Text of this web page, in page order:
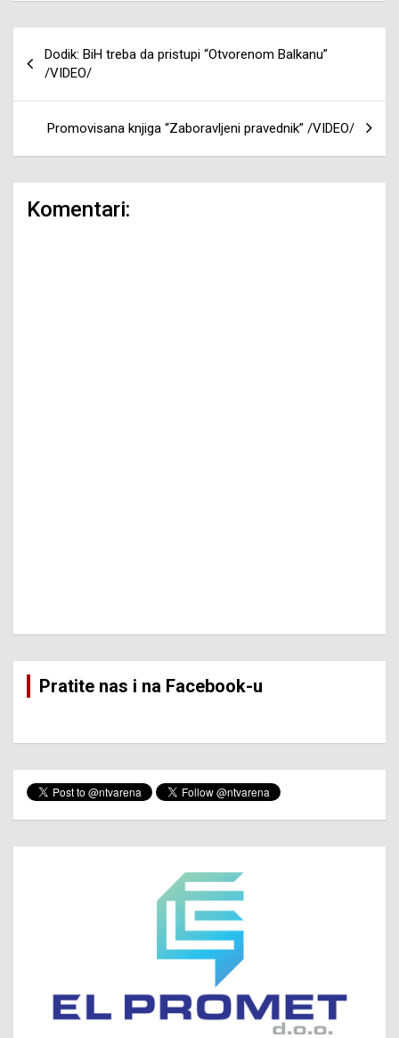
članaka
Dodik: BiH treba da pristupi “Otvorenom Balkanu”
/VIDEO/
Promovisana knjiga “Zaboravljeni pravednik” /VIDEO/
Komentari:
Pratite nas i na Facebook-u